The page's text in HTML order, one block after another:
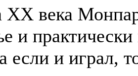
века
и
если и играл,